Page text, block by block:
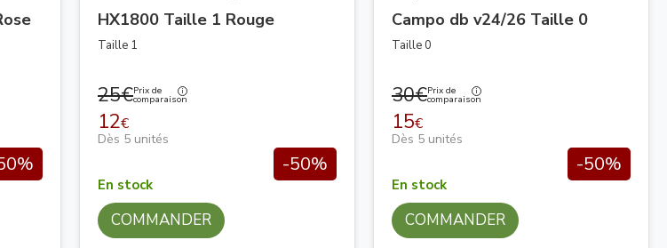
HX1800 Taille 1 Rouge
Taille 1
25€Prix de
comparaison
12€
Dès 5 unités
-50%
En stock
COMMANDER
Campo db v24/26 Taille 0
Taille 0
30€Prix de
comparaison
15€
Dès 5 unités
-50%
En stock
COMMANDER